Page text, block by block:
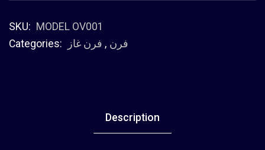
SKU: MODEL OV001
Categories:
فرن , فرن غاز
Description